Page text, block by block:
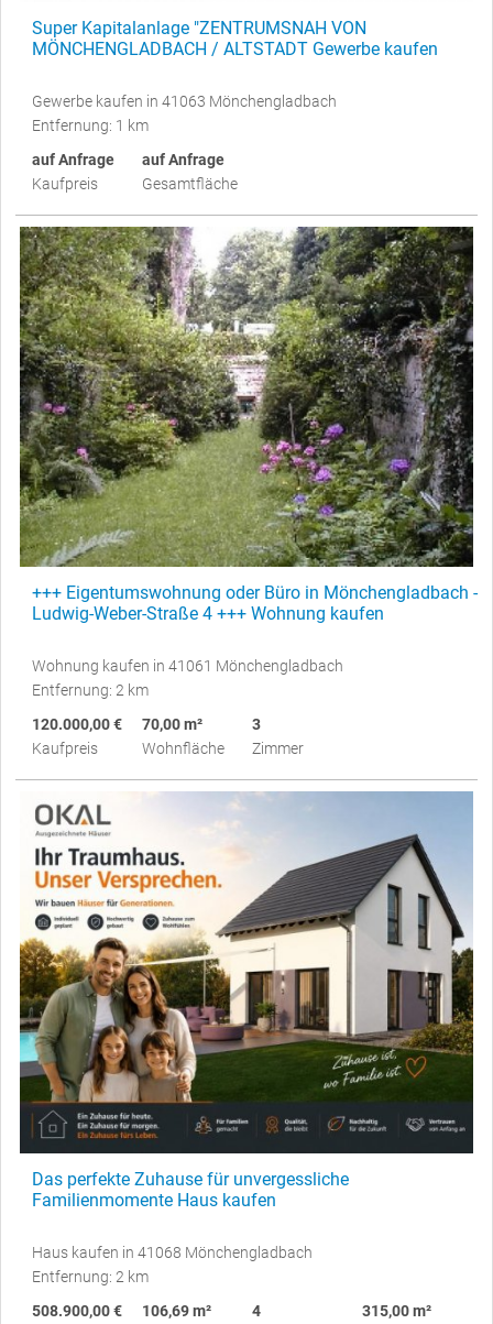
Super Kapitalanlage "ZENTRUMSNAH VON
MÖNCHENGLADBACH / ALTSTADT Gewerbe kaufen
Gewerbe kaufen in 41063 Mönchengladbach
Entfernung: 1 km
auf Anfrage
Kaufpreis
auf Anfrage
Gesamtfläche
+++ Eigentumswohnung oder Büro in Mönchengladbach -
Ludwig-Weber-Straße 4 +++ Wohnung kaufen
Wohnung kaufen in 41061 Mönchengladbach
Entfernung: 2 km
120.000,00 €
Kaufpreis
70,00 m²
Wohnfläche
3
Zimmer
Das perfekte Zuhause für unvergessliche
Familienmomente Haus kaufen
Haus kaufen in 41068 Mönchengladbach
Entfernung: 2 km
508.900,00 €
106,69 m²
4
315,00 m²